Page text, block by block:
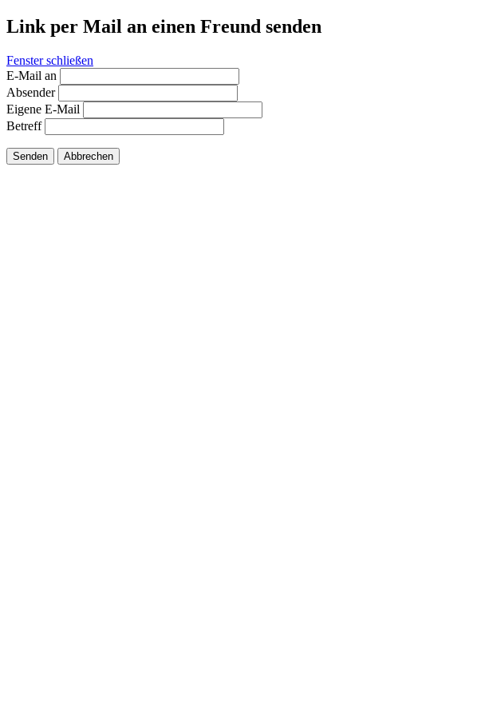
Link per Mail an einen Freund senden
Fenster schließen
E-Mail an
Absender
Eigene E-Mail
Betreff
Senden Abbrechen